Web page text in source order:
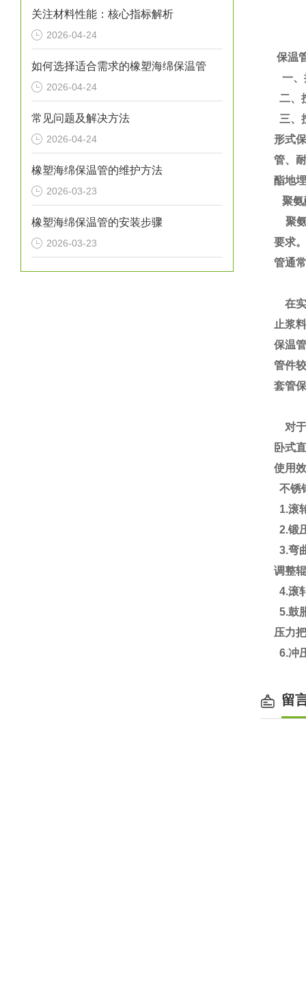
关注材料性能：核心指标解析
2026-04-24
如何选择适合需求的橡塑海绵保温管
2026-04-24
常见问题及解决方法
2026-04-24
橡塑海绵保温管的维护方法
2026-03-23
橡塑海绵保温管的安装步骤
2026-03-23
保温
一、
二、
三、
形式
管、
酯地
聚氨
聚氨
要求
管通
在实
止浆
保温
管件
套管
对于
卧式
使用
不锈
1.滚
2.锻
3.弯
调整
4.滚
5.鼓
压力
6.冲
留